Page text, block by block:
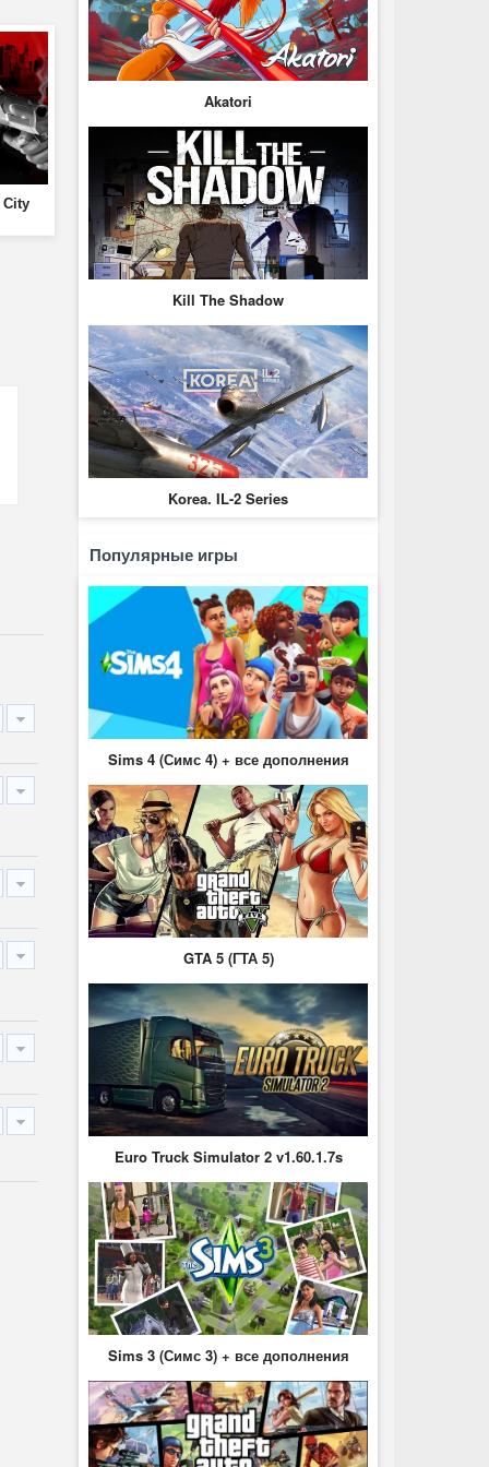
City
Akatori
Kill The Shadow
Korea. IL-2 Series
Популярные игры
Sims 4 (Симс 4) + все дополнения
GTA 5 (ГТА 5)
Euro Truck Simulator 2 v1.60.1.7s
Sims 3 (Симс 3) + все дополнения